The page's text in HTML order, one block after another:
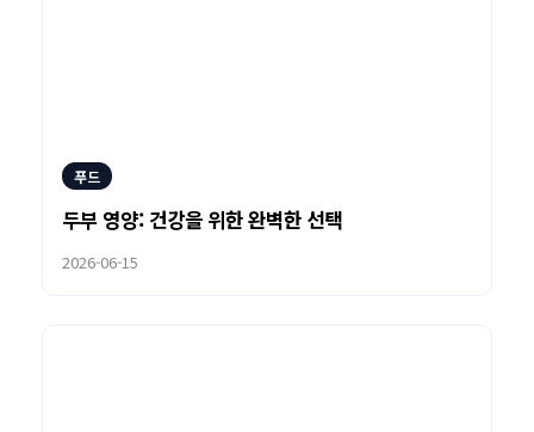
푸드
두부 영양: 건강을 위한 완벽한 선택
2026-06-15